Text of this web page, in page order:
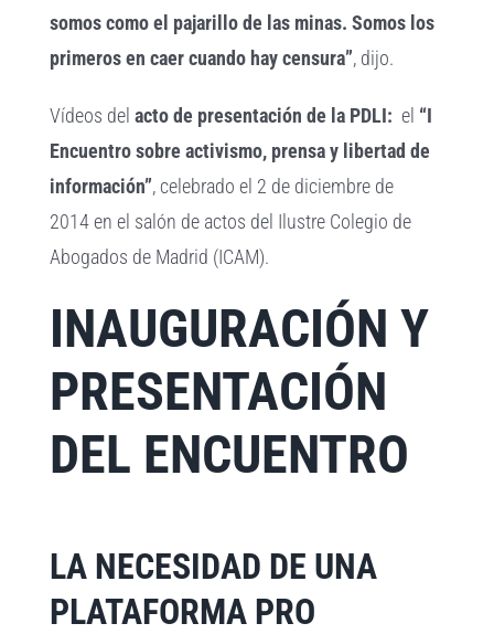
somos como el pajarillo de las minas. Somos los
primeros en caer cuando hay censura”, dijo.
Vídeos del acto de presentación de la PDLI:el “I
Encuentro sobre activismo, prensa y libertad de
información”, celebrado el 2 de diciembre de
2014 en el salón de actos del Ilustre Colegio de
Abogados de Madrid (ICAM).
INAUGURACIÓN Y
PRESENTACIÓN
DEL ENCUENTRO
LA NECESIDAD DE UNA
PLATAFORMA PRO